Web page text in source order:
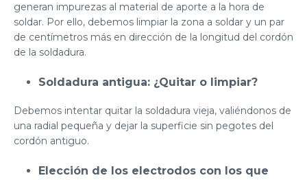
generan impurezas al material de aporte a la hora de
soldar. Por ello, debemos limpiar la zona a soldar y un par
de centímetros más en dirección de la longitud del cordón
de la soldadura.
Soldadura antigua: ¿Quitar o limpiar?
Debemos intentar quitar la soldadura vieja, valiéndonos de
una radial pequeña y dejar la superficie sin pegotes del
cordón antiguo.
Elección de los electrodos con los que